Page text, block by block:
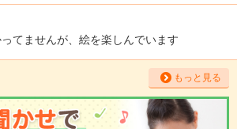
てませんが、絵を楽しんでいます
もっと見る